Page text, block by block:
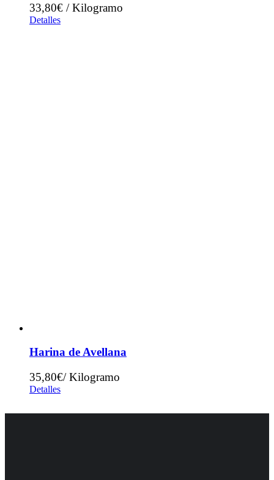
33,80€ / Kilogramo
Detalles
Harina de Avellana
35,80€/ Kilogramo
Detalles